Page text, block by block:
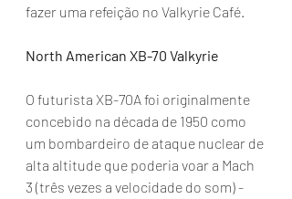
fazer uma refeição no Valkyrie Café.
North American XB-70 Valkyrie
O futurista XB-70A foi originalmente
concebido na década de 1950 como
um bombardeiro de ataque nuclear de
alta altitude que poderia voar a Mach
3 (três vezes a velocidade do som) -